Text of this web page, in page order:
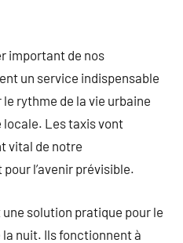
important de nos
un service indispensable
rythme de la vie urbaine
locale. Les taxis vont
vital de notre
l’avenir prévisible.
solution pratique pour le
nuit. Ils fonctionnent à